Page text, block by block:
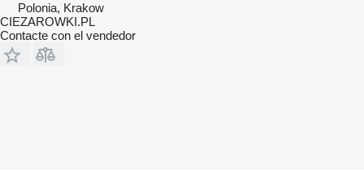
Polonia, Krakow
CIEZAROWKI.PL
Contacte con el vendedor